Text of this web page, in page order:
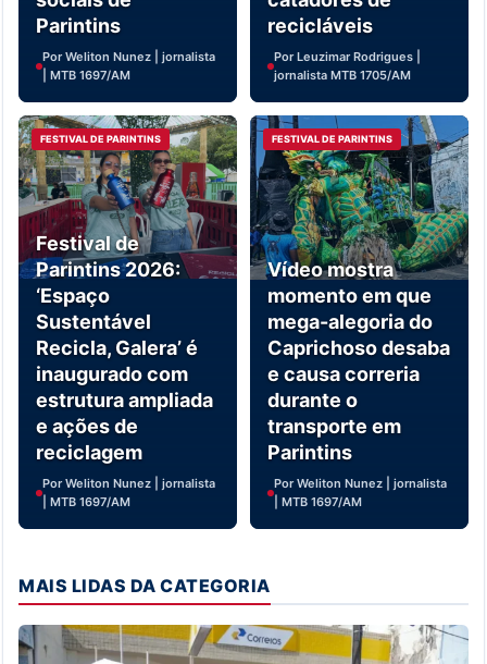
Parintins
Por Weliton Nunez | jornalista
| MTB 1697/AM
recicláveis
Por Leuzimar Rodrigues |
jornalista MTB 1705/AM
FESTIVAL DE PARINTINS
Festival de
Parintins 2026:
‘Espaço
Sustentável
Recicla, Galera’ é
inaugurado com
estrutura ampliada
e ações de
reciclagem
Por Weliton Nunez | jornalista
| MTB 1697/AM
FESTIVAL DE PARINTINS
Vídeo mostra
momento em que
mega-alegoria do
Caprichoso desaba
e causa correria
durante o
transporte em
Parintins
Por Weliton Nunez | jornalista
| MTB 1697/AM
MAIS LIDAS DA CATEGORIA